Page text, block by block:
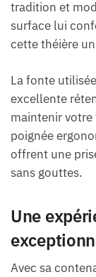
tradition et
surface lui
cette théière
La fonte
excellente
maintenir
poignée
offrent une
sans gouttes.
Une
Avec sa